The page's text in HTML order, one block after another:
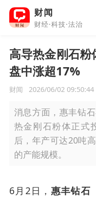
财闻
财经·科技·法治
高导热金刚石
盘中涨超17%
财闻 2026/06/02 09:50:44
消息方面，惠丰钻
热金刚石粉体正式
后，年产可达20吨
的产能规模。
6月2日， 惠丰钻石